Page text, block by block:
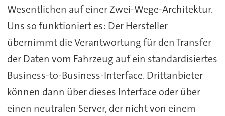
Wesentlichen auf einer Zwei-Wege-Architektur.
Uns so funktioniert es: Der Hersteller
übernimmt die Verantwortung für den Transfer
der Daten vom Fahrzeug auf ein standardisiertes
Business-to-Business-Interface. Drittanbieter
können dann über dieses Interface oder über
einen neutralen Server, der nicht von einem